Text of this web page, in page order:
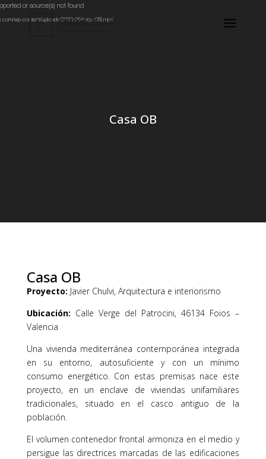
Casa OB
or source(s) not found
wp-content/uploads/2023/06/casa-OB.mp4
Casa OB
Proyecto: Javier Chulvi, Arquitectura e interiorismo
Ubicación: Calle Verge del Patrocini, 46134 Foios –
Valencia
Una vivienda mediterránea contemporánea integrada
en su entorno, autosuficiente y con un mínimo
consumo energético. Con estas premisas nace este
proyecto, en un enclave de viviendas unifamiliares
tradicionales, situado en el casco antiguo de la
población.
El volumen contenedor frontal armoniza en el medio y
persigue las directrices marcadas de las edificaciones